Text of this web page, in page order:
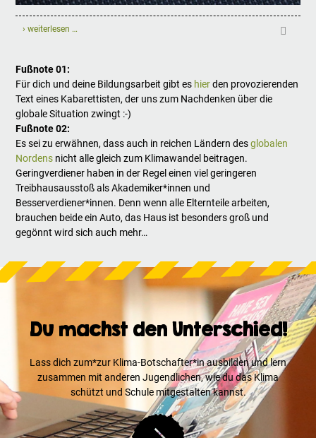
› weiterlesen …
Fußnote 01:
Für dich und deine Bildungsarbeit gibt es hierden provozierenden
Text eines Kabarettisten, der uns zum Nachdenken über die
globale Situation zwingt :-)
Fußnote 02:
Es sei zu erwähnen, dass auch in reichen Ländern desglobalen
Nordens nicht alle gleich zum Klimawandel beitragen.
Geringverdiener haben in der Regel einen viel geringeren
Treibhausausstoß als Akademiker*innen und
Besserverdiener*innen. Denn wenn alle Elternteile arbeiten,
brauchen beide ein Auto, das Haus ist besonders groß und
gegönnt wird sich auch mehr…
Du machst den Unterschied!
Lass dich zum*zur Klima-Botschafter*in ausbilden und lern
zusammen mit anderen Jugendlichen, wie du das Klima
schützt und Schule mitgestalten kannst.